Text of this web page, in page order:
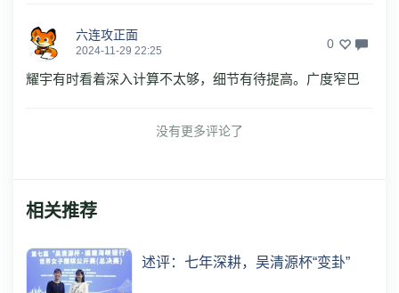
六连攻正面
2024-11-29 22:25 0
耀宇有时看着深入计算不太够，细节有待提高。广度窄巴
没有更多评论了
相关推荐
述评：七年深耕，吴清源杯“变卦”